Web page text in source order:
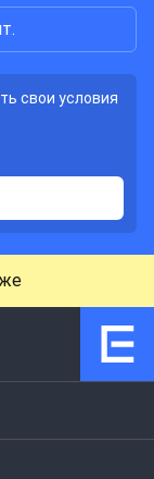
свои условия